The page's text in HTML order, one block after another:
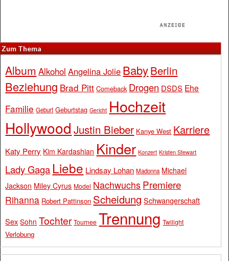
Zum Thema
Album Alkohol Angelina Jolie BabyBerlin
Beziehung Brad Pitt Comeback Drogen DSDS Ehe
Familie Geburt Geburtstag Gericht Hochzeit
Hollywood Justin Bieber Kanye West Karriere
Katy Perry Kim Kardashian Kinder Konzert Kristen Stewart
Lady Gaga Liebe Lindsay Lohan Madonna Michael
Jackson Miley Cyrus Model Nachwuchs Premiere
Rihanna Robert Pattinson Scheidung Schwangerschaft
Sex Sohn Tochter Tournee Trennung Twilight
Verlobung